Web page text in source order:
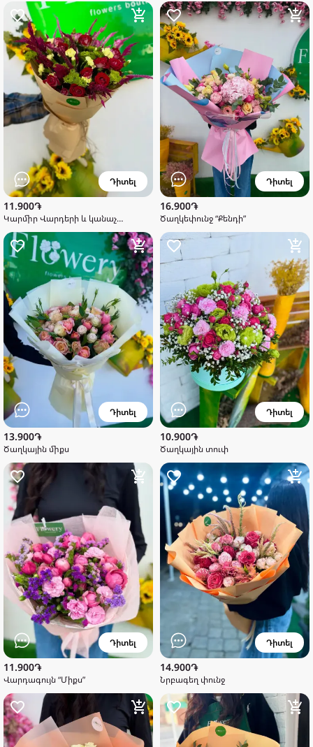
Դիտել
11.900֏
Կարմիր Վարդերի և կանաչ
քրիզանթեմների փունջ
Դիտել
16.900֏
Ծաղկեփունջ “Քենդի”
Դիտել
13.900֏
Ծաղկային միքս
Դիտել
10.900֏
Ծաղկային տուփ
Դիտել
11.900֏
Վարդագույն “Միքս”
Դիտել
14.900֏
Նրբագեղ փունջ